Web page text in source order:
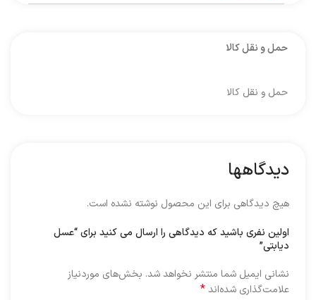
حمل و نقل کالا
حمل و نقل کالا
دیدگاهها
هیچ دیدگاهی برای این محصول نوشته نشده است.
اولین نفری باشید که دیدگاهی را ارسال می کنید برای “عسل
دیابتی”
نشانی ایمیل شما منتشر نخواهد شد. بخش‌های موردنیاز
علامت‌گذاری شده‌اند*